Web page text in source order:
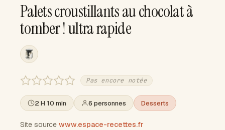
Palets croustillants au chocolat à
tomber ! ultra rapide
Pas encore notée
2 H 10 min 6 personnes Desserts
Site source www.espace-recettes.fr